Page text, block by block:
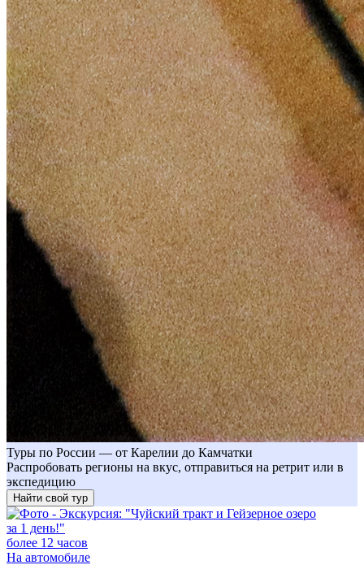
Туры по России — от Карелии до Камчатки
Распробовать регионы на вкус, отправиться на ретрит или в
экспедицию
Найти свой тур
более 12 часов
На автомобиле